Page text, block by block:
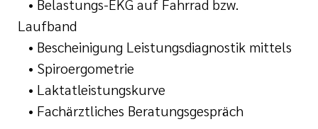
• Belastungs-EKG auf Fahrrad bzw.
Laufband
• Bescheinigung Leistungsdiagnostik mittels
• Spiroergometrie
• Laktatleistungskurve
• Fachärztliches Beratungsgespräch